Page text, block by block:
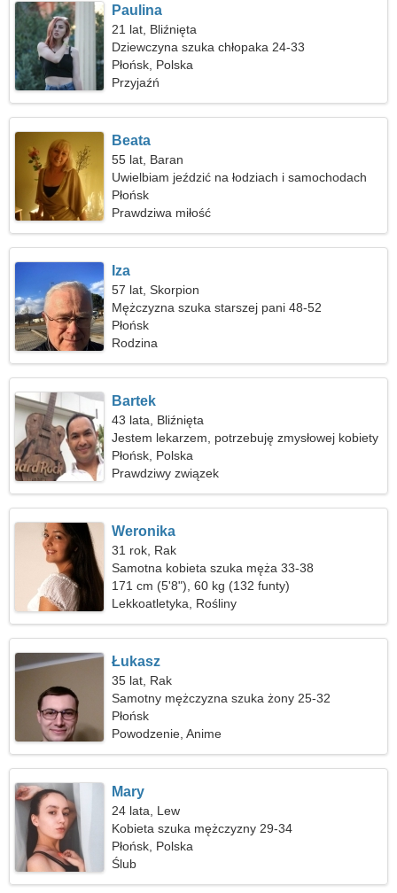
Paulina
21 lat, Bliźnięta
Dziewczyna szuka chłopaka 24-33
Płońsk, Polska
Przyjaźń
Beata
55 lat, Baran
Uwielbiam jeździć na łodziach i samochodach
Płońsk
Prawdziwa miłość
Iza
57 lat, Skorpion
Mężczyzna szuka starszej pani 48-52
Płońsk
Rodzina
Bartek
43 lata, Bliźnięta
Jestem lekarzem, potrzebuję zmysłowej kobiety
Płońsk, Polska
Prawdziwy związek
Weronika
31 rok, Rak
Samotna kobieta szuka męża 33-38
171 cm (5'8"), 60 kg (132 funty)
Lekkoatletyka, Rośliny
Łukasz
35 lat, Rak
Samotny mężczyzna szuka żony 25-32
Płońsk
Powodzenie, Anime
Mary
24 lata, Lew
Kobieta szuka mężczyzny 29-34
Płońsk, Polska
Ślub